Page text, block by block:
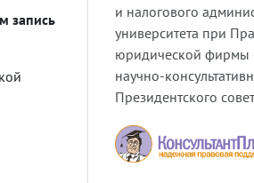
запись
и налогового
университета при
юридической фирмы
научно-
Президентского